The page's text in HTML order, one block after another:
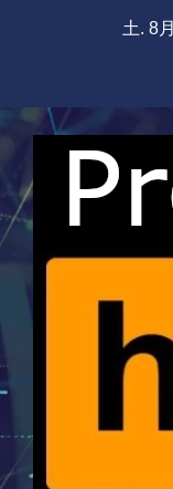
土. 8